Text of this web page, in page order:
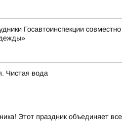
Госавтоинспекции
Чистая вода
Этот праздник объединяет